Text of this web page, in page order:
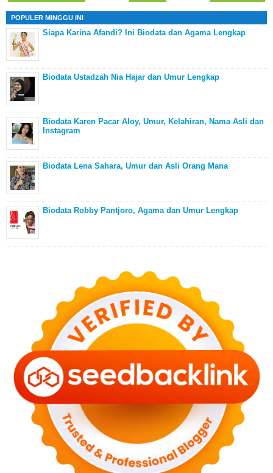
POPULER MINGGU INI
Siapa Karina Afandi? Ini Biodata dan Agama Lengkap
Biodata Ustadzah Nia Hajar dan Umur Lengkap
Biodata Karen Pacar Aloy, Umur, Kelahiran, Nama Asli dan
Instagram
Biodata Lena Sahara, Umur dan Asli Orang Mana
Biodata Robby Pantjoro, Agama dan Umur Lengkap